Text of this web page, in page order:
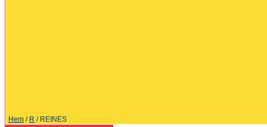
Hem / R / REINES